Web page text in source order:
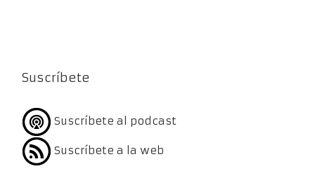
Suscríbete
Suscríbete al podcast
Suscríbete a la web